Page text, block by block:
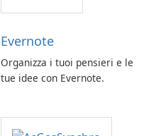
Evernote
Organizza i tuoi pensieri e le
tue idee con Evernote.